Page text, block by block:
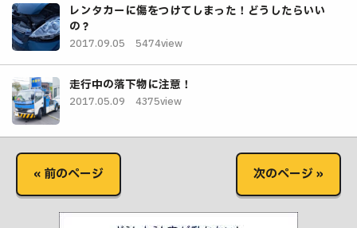
レンタカーに傷をつけてしまった！どうしたらいい
の？
2017.09.05 5474view
走行中の落下物に注意！
2017.05.09 4375view
« 前のページ 次のページ »